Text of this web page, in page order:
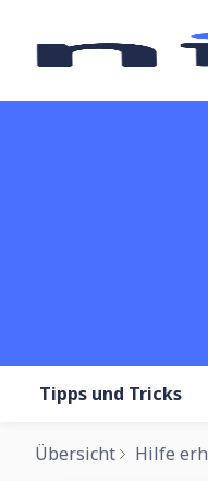
Tipps und Tricks
Übersicht Hilfe